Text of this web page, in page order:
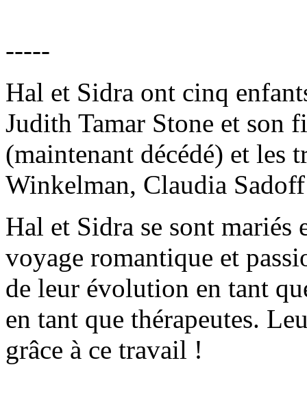
-----
Hal et Sidra ont cinq
Judith Tamar Stone et son
(maintenant décédé) et les
Winkelman, Claudia
Hal et Sidra se sont mariés
voyage romantique et
de leur évolution en tant
en tant que thérapeutes.
grâce à ce travail !